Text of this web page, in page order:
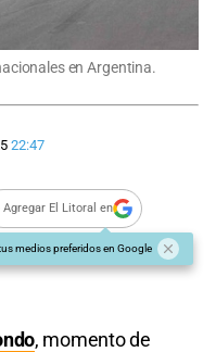
en Argentina.
22:47
Agregar El Litoral en
medios preferidos en Google
, momento de